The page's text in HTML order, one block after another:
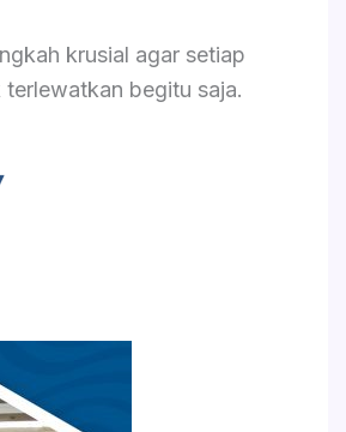
krusial agar setiap
begitu saja.